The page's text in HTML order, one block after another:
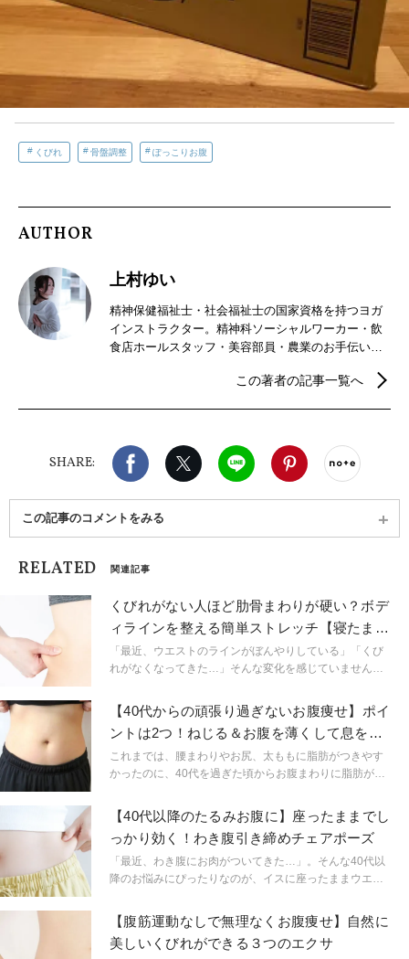
くびれ 骨盤調整 ぽっこりお腹
AUTHOR
上村ゆい
精神保健福祉士・社会福祉士の国家資格を持つヨガ
インストラクター。精神科ソーシャルワーカー・飲
食店ホールスタッフ・美容部員・農業のお手伝いな
ヨガインストラクターとして様々な場所でレッスン
この著者の記事一覧へ
SHARE:
Facebook X（旧twitter）
LINE Pinterest
この記事のコメントをみる
RELATED 関連記事
くびれがない人ほど肋骨まわりが硬い？ボデ
ィラインを整える簡単ストレッチ【寝たまま
でOK】
「最近、ウエストのラインがぼんやりしている」「くび
れがなくなってきた…」そんな変化を感じていません
さが関係しているかもしれません。実は、肋骨まわりが
ガチガチに固まると呼吸が浅くなるだけでなく、姿勢が
崩れ、ボディラインにも影響を及ぼします。そこで今回
は、呼吸を深めながら姿勢と体型を同時に整える、寝た
ままできる簡単なストレッチをご紹介します。
【40代からの頑張り過ぎないお腹痩せ】ポイ
ントは2つ！ねじる＆お腹を薄くして息を吐
くだけエクサ
これまでは、腰まわりやお尻、太ももに脂肪がつきやす
かったのに、40代を過ぎた頃からお腹まわりに脂肪がつ
脂肪のつき方が変わってくることがあるんです。そのう
え、ハードなお腹痩せエクササイズは、年々続けるのが
大変になってきますよね…。そこで今回は、頑張り過ぎ
ずにお腹まわりをスッキリさせる「くびれ作りツイスト
エクササイズ」をご紹介。座りながら・立ちながら、ど
【40代以降のたるみお腹に】座ったままでし
っかり効く！わき腹引き締めチェアポーズ
「最近、わき腹にお肉がついてきた…」。そんな40代以
降のお悩みにぴったりなのが、イスに座ったままウエス
ないわき腹の筋肉を刺激して、内側からくびれラインを
つくるエクササイズをご紹介します。
【腹筋運動なしで無理なくお腹痩せ】自然に
美しいくびれができる３つのエクサ